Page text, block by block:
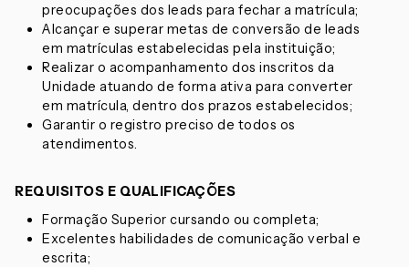
preocupações dos leads para fechar a matrícula;
Alcançar e superar metas de conversão de leads
em matrículas estabelecidas pela instituição;
Realizar o acompanhamento dos inscritos da
Unidade atuando de forma ativa para converter
em matrícula, dentro dos prazos estabelecidos;
Garantir o registro preciso de todos os
atendimentos.
REQUISITOS E QUALIFICAÇÕES
Formação Superior cursando ou completa;
Excelentes habilidades de comunicação verbal e
escrita;